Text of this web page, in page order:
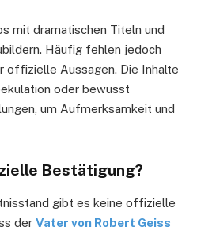
mit dramatischen Titeln und
Häufig fehlen jedoch
offizielle Aussagen. Die Inhalte
oder bewusst
um Aufmerksamkeit und
Bestätigung?
gibt es keine offizielle
der Vater von Robert Geiss